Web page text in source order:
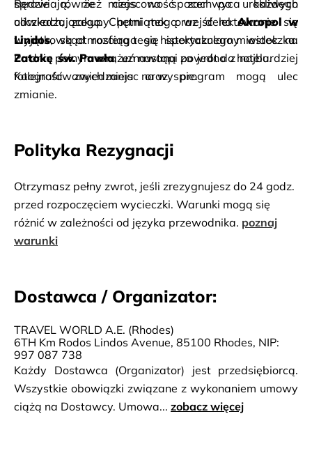
sprawiają, że miejscowość zachwyca każdego
odwiedzającego. Chętni mogą wejść na Akropol w
Lindos
Zatokę św. Pawła, uznawaną za jedno z najbardziej
fotografowanych miejsc na wyspie.
Będzie również czas na spacer po urokliwych
uliczkach, zakupy pamiątek oraz delektowanie się
wyjątkową atmosferą tego historycznego miasteczka.
Po dniu pełnym wrażeń nastąpi powrót do hotelu.
Kolejność zwiedzania oraz program mogą ulec
zmianie.
Polityka Rezygnacji
Otrzymasz pełny zwrot, jeśli zrezygnujesz do 24 godz.
przed rozpoczęciem wycieczki. Warunki mogą się
różnić w zależności od języka przewodnika. poznaj
warunki
Dostawca / Organizator:
TRAVEL WORLD A.E. (Rhodes)
6TH Km Rodos Lindos Avenue, 85100 Rhodes, NIP:
997 087 738
Każdy Dostawca (Organizator) jest przedsiębiorcą.
Wszystkie obowiązki związane z wykonaniem umowy
ciążą na Dostawcy. Umowa... zobacz więcej